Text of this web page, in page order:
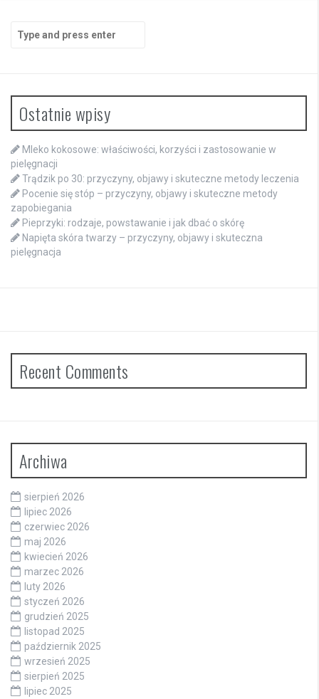
for:
Ostatnie wpisy
Mleko kokosowe: właściwości, korzyści i zastosowanie w
pielęgnacji
Trądzik po 30: przyczyny, objawy i skuteczne metody leczenia
Pocenie się stóp – przyczyny, objawy i skuteczne metody
zapobiegania
Pieprzyki: rodzaje, powstawanie i jak dbać o skórę
Napięta skóra twarzy – przyczyny, objawy i skuteczna
pielęgnacja
Recent Comments
Archiwa
sierpień 2026
lipiec 2026
czerwiec 2026
maj 2026
kwiecień 2026
marzec 2026
luty 2026
styczeń 2026
grudzień 2025
listopad 2025
październik 2025
wrzesień 2025
sierpień 2025
lipiec 2025